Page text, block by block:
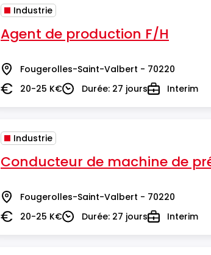
Industrie
Agent de production F/H
Lieu Fougerolles-Saint-Valbert - 70220
Salaire20-25 K€DuréeDurée: 27 joursTypeInterim
Industrie
Conducteur de machine de
Lieu Fougerolles-Saint-Valbert - 70220
Salaire20-25 K€DuréeDurée: 27 joursTypeInterim